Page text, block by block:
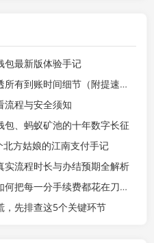
包最新版体验手记
到账时间细节（附提速攻略）
流程与安全须知
包、蚂蚁矿池的十年数字长征
方姑娘的江南支付手记
实流程时长与办结预期全解析
每一分手续费都花在刀刃上
，先排查这5个关键环节